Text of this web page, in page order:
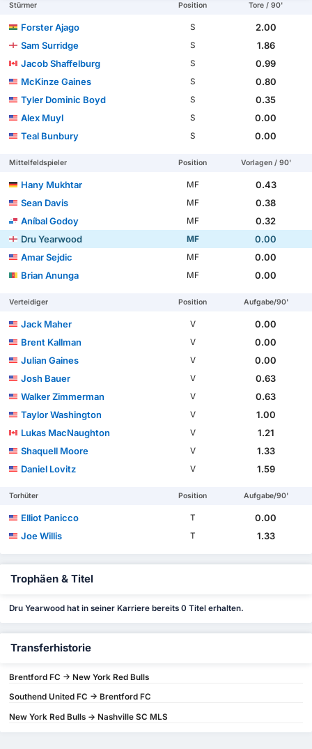
Stürmer Position Tore / 90'
Forster Ajago S
2.00
Sam Surridge
S
1.86
Jacob Shaffelburg
S
0.99
McKinze Gaines
S
0.80
Tyler Dominic Boyd
S
0.35
Alex Muyl
S
0.00
Teal Bunbury
S 0.00
Mittelfeldspieler Position Vorlagen / 90'
Hany Mukhtar MF
0.43
Sean Davis
MF
0.38
Aníbal Godoy
MF
0.32
Dru Yearwood
MF
0.00
Amar Sejdic
MF
0.00
Brian Anunga
MF 0.00
Verteidiger Position Aufgabe/90'
Jack Maher V
0.00
Brent Kallman
V
0.00
Julian Gaines
V
0.00
Josh Bauer
V
0.63
Walker Zimmerman
V
0.63
Taylor Washington
V
1.00
Lukas MacNaughton
V
1.21
Shaquell Moore
V
1.33
Daniel Lovitz
V 1.59
Torhüter Position Aufgabe/90'
Elliot Panicco T
0.00
Joe Willis
T 1.33
Trophäen & Titel
Dru Yearwood hat in seiner Karriere bereits 0 Titel erhalten.
Transferhistorie
Brentford FC -> New York Red Bulls
Southend United FC -> Brentford FC
New York Red Bulls -> Nashville SC MLS